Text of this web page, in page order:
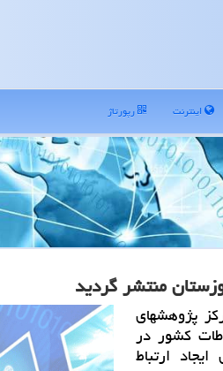
اینترنت رپورتاژ
منتشر گردید
پژوهشهای
كشور در
ارتباط